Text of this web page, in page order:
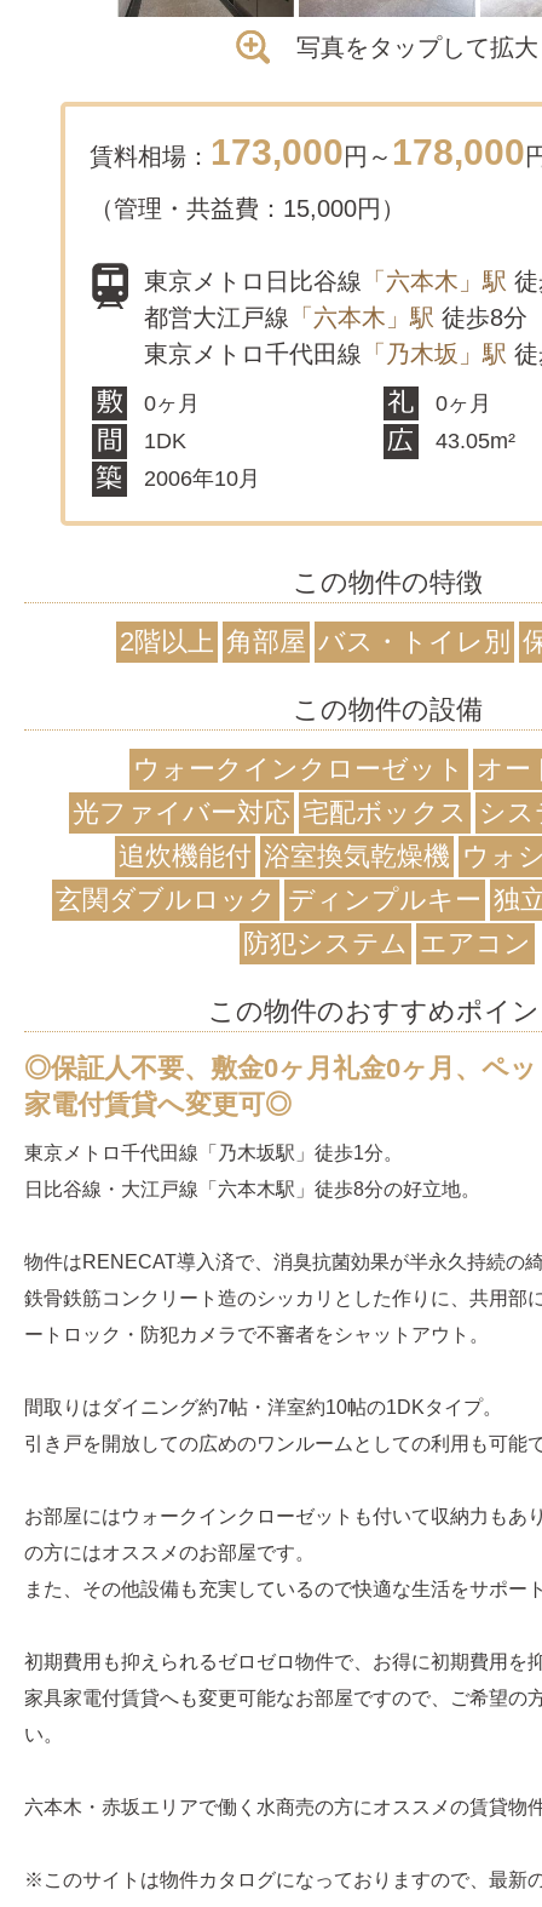
写真をタップして拡大
賃料相場： 173,000円～ 178,000
（管理・共益費：15,000円）
東京メトロ日比谷線 「六本木」駅
都営大江戸線 「六本木」駅 徒歩8分
東京メトロ千代田線 「乃木坂」駅
0ヶ月
0ヶ月
1DK
43.05m²
2006年10月
この物件の特徴
2階以上 角部屋 バス・トイレ別
この物件の設備
ウォークインクローゼット
オー
光ファイバー対応 宅配ボックス
シ
追炊機能付 浴室換気乾燥機 ウォ
玄関ダブルロック
ディンプルキー 独
防犯システム エアコン
この物件のおすすめポイ
◎保証人不要、敷金0ヶ月礼金0ヶ月、ペ
家電付賃貸へ変更可◎
東京メトロ千代田線「乃木坂駅」徒歩1分。
日比谷線・大江戸線「六本木駅」徒歩8分の好立地。
物件はRENECAT導入済で、消臭抗菌効果が半永久持続の
鉄骨鉄筋コンクリート造のシッカリとした作りに、共用部
ートロック・防犯カメラで不審者をシャットアウト。
間取りはダイニング約7帖・洋室約10帖の1DKタイプ。
引き戸を開放しての広めのワンルームとしての利用も可能
お部屋にはウォークインクローゼットも付いて収納力もあ
の方にはオススメのお部屋です。
また、その他設備も充実しているので快適な生活をサポー
初期費用も抑えられるゼロゼロ物件で、お得に初期費用を
家具家電付賃貸へも変更可能なお部屋ですので、ご希望の
い。
六本木・赤坂エリアで働く水商売の方にオススメの賃貸物
※このサイトは物件カタログになっておりますので、最新